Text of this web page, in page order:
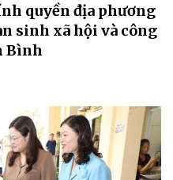
quyền địa phương
sinh xã hội và công
Bình